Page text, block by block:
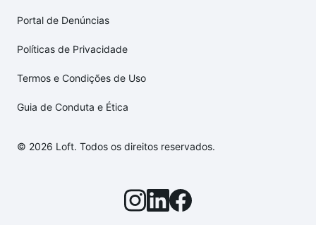
Portal de Denúncias
Políticas de Privacidade
Termos e Condições de Uso
Guia de Conduta e Ética
© 2026 Loft. Todos os direitos reservados.